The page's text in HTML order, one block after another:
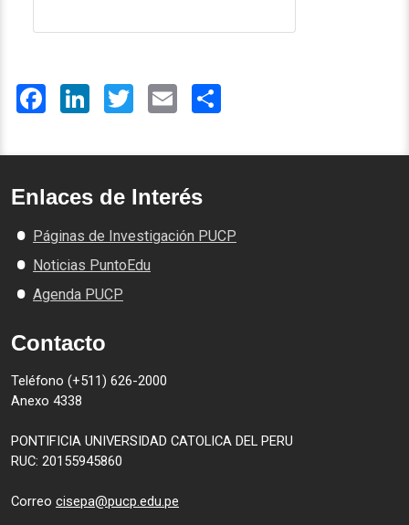
FacebookLinkedInTwitter Email
Enlaces de Interés
Páginas de Investigación PUCP
Noticias PuntoEdu
Agenda PUCP
Contacto
Teléfono (+511) 626-2000
Anexo 4338
PONTIFICIA UNIVERSIDAD CATOLICA DEL PERU
RUC: 20155945860
Correo cisepa@pucp.edu.pe